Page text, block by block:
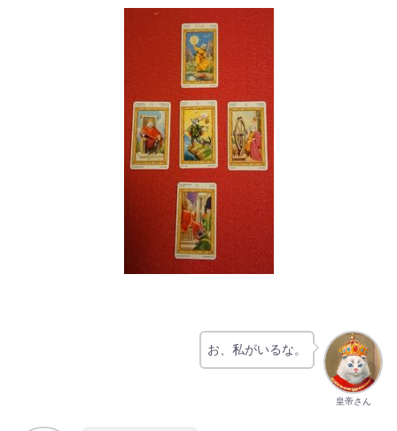
皇帝さん
お、私がいるな。